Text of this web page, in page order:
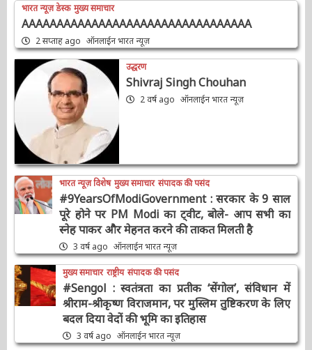
भारत न्यूज़ डेस्क मुख्य समाचार
AAAAAAAAAAAAAAAAAAAAAAAAAAAAAAAAA
2 सप्ताह ago ऑनलाईन भारत न्यूज़
उद्धरण
Shivraj Singh Chouhan
भारत न्यूज़ विशेष मुख्य समाचार संपादक की पसंद
#9YearsOfModiGovernment : सरकार के 9
साल पूरे होने पर PM Modi का ट्वीट, बोले- आप सभी
का स्नेह पाकर और मेहनत करने की ताकत मिलती है
3 वर्ष ago ऑनलाईन भारत न्यूज़
मुख्य समाचार राष्ट्रीय संपादक की पसंद
#Sengol : स्वतंत्रता का प्रतीक ‘सेंगोल’, संविधान में
श्रीराम-श्रीकृष्ण विराजमान, पर मुस्लिम तुष्टिकरण के
लिए बदल दिया वेदों की भूमि का इतिहास